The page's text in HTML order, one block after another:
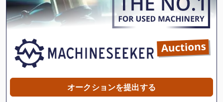
オークションを提出する